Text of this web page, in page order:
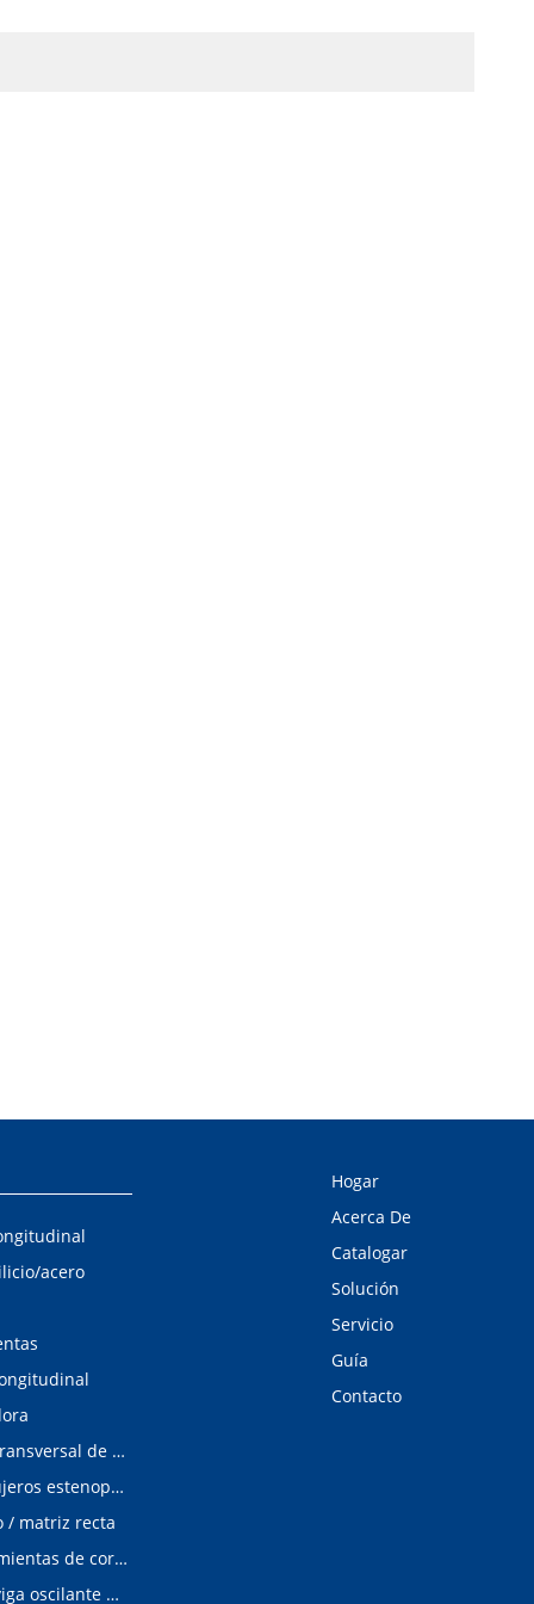
acero
Línea de corte transversal de acero al silicio
Detector de agujeros estenopeicos
/ matriz recta
Matrices/Herramientas de corte longitudinal
cizalladura de viga oscilante modular
Hogar
Acerca De
Catalogar
Solución
Servicio
Guía
Contacto